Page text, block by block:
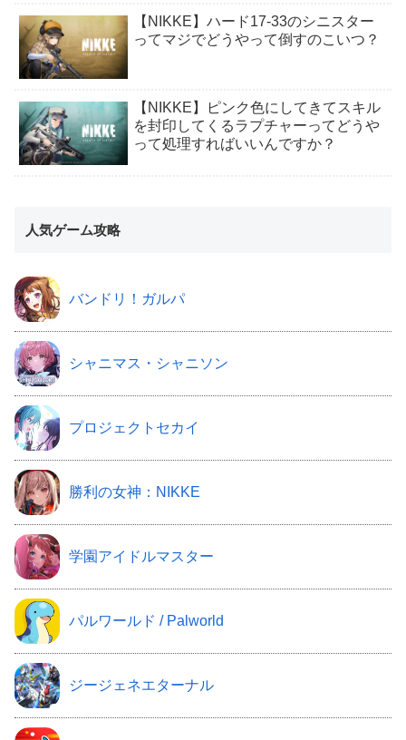
【NIKKE】ハード17-33のシニスター
ってマジでどうやって倒すのこいつ？
【NIKKE】ピンク色にしてきてスキル
を封印してくるラプチャーってどうや
って処理すればいいんですか？
人気ゲーム攻略
バンドリ！ガルパ
シャニマス・シャニソン
プロジェクトセカイ
勝利の女神：NIKKE
学園アイドルマスター
パルワールド / Palworld
ジージェネエターナル